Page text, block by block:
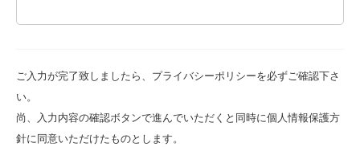
ご入力が完了致しましたら、プライバシーポリシーを必ずご確認下さ
い。
尚、入力内容の確認ボタンで進んでいただくと同時に個人情報保護方
針に同意いただけたものとします。